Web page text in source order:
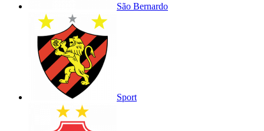
São Bernardo
Sport